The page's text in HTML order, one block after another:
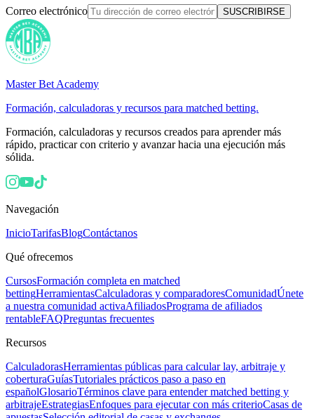
Correo electrónico SUSCRIBIRSE
Master Bet Academy
Formación, calculadoras y recursos para matched betting.
Formación, calculadoras y recursos creados para aprender más
rápido, practicar con criterio y avanzar hacia una ejecución más
sólida.
Navegación
InicioTarifasBlogContáctanos
Qué ofrecemos
CursosFormación completa en matched
bettingHerramientasCalculadoras y comparadoresComunidadÚnete
a nuestra comunidad activaAfiliadosPrograma de afiliados
rentableFAQPreguntas frecuentes
Recursos
CalculadorasHerramientas públicas para calcular lay, arbitraje y
coberturaGuíasTutoriales prácticos paso a paso en
españolGlosarioTérminos clave para entender matched betting y
arbitrajeEstrategiasEnfoques para ejecutar con más criterioCasas de